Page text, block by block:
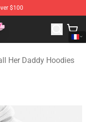
$100
Her Daddy
Her Daddy Hoodies